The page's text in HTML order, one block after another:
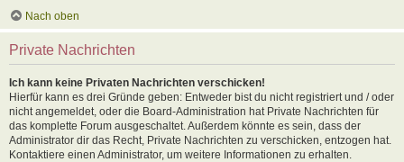
Nach oben
Private Nachrichten
Ich kann keine Privaten Nachrichten verschicken!
Hierfür kann es drei Gründe geben: Entweder bist du nicht registriert und / oder
nicht angemeldet, oder die Board-Administration hat Private Nachrichten für
das komplette Forum ausgeschaltet. Außerdem könnte es sein, dass der
Administrator dir das Recht, Private Nachrichten zu verschicken, entzogen hat.
Kontaktiere einen Administrator, um weitere Informationen zu erhalten.